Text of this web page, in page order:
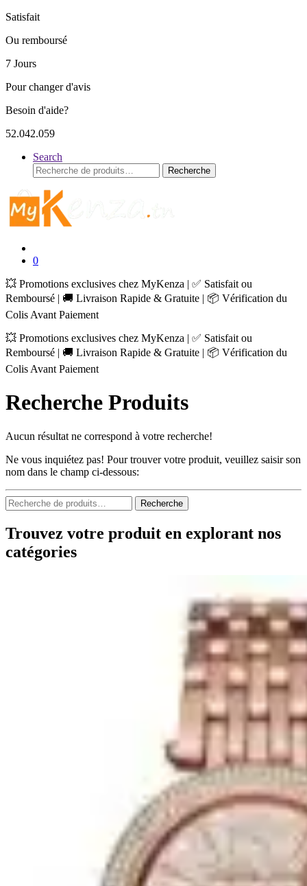
Satisfait
Ou remboursé
7 Jours
Pour changer d'avis
Besoin d'aide?
52.042.059
Search
Recherche
pour :
Recherche
0
💥 Promotions exclusives chez MyKenza | ✅ Satisfait ou
Remboursé | 🚚 Livraison Rapide & Gratuite | 📦 Vérification du
Colis Avant Paiement
💥 Promotions exclusives chez MyKenza | ✅ Satisfait ou
Remboursé | 🚚 Livraison Rapide & Gratuite | 📦 Vérification du
Colis Avant Paiement
Recherche Produits
Aucun résultat ne correspond à votre recherche!
Ne vous inquiétez pas! Pour trouver votre produit, veuillez saisir son
nom dans le champ ci-dessous:
Recherche
pour :
Recherche
Trouvez votre produit en explorant nos
catégories